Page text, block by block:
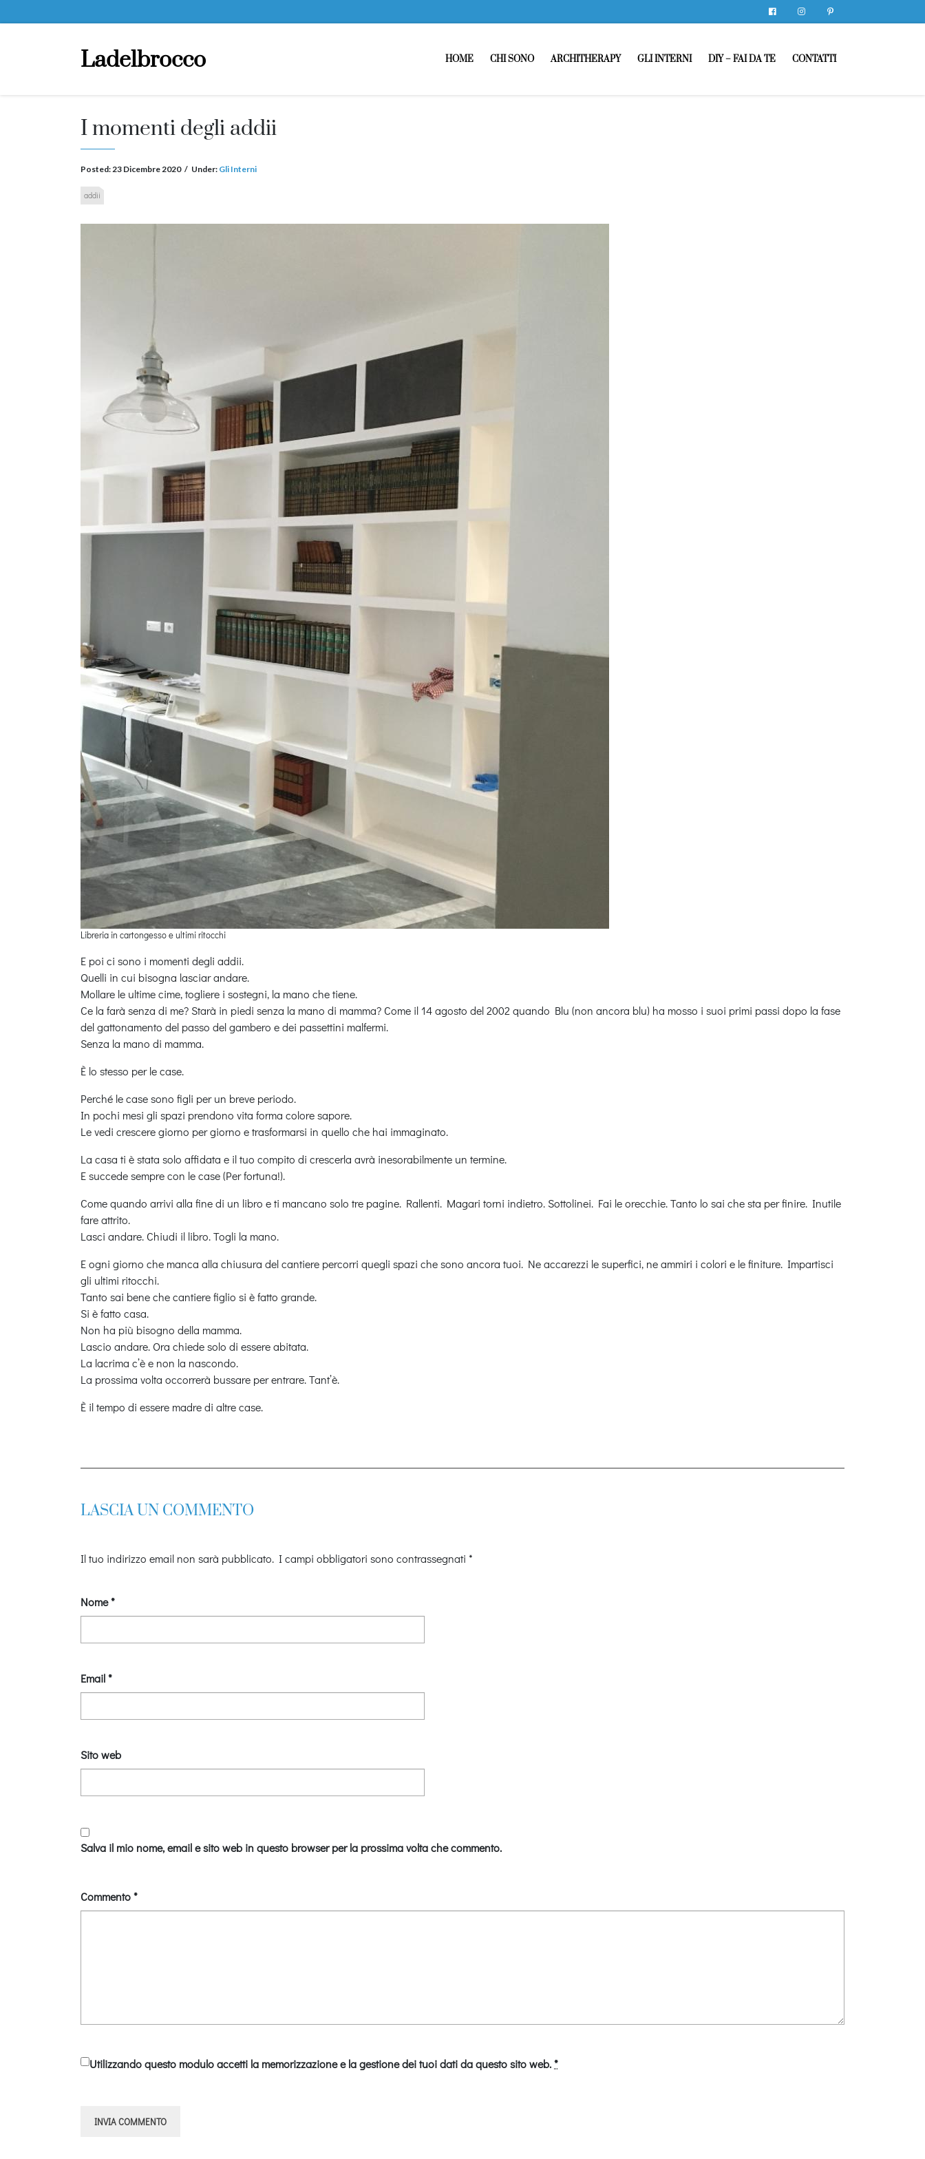
FacebookInstagram
Ladelbrocco HOME CHI SONO ARCHITHERAPY GLI INTERNI DIY – FAI DA TE CONTATTI
I momenti degli addii
Posted:23 Dicembre 2020 / Under: Gli Interni
addii
Libreria in cartongesso e ultimi ritocchi
E poi ci sono i momenti degli addii.
Quelli in cui bisogna lasciar andare.
Mollare le ultime cime, togliere i sostegni, la mano che tiene.
Ce la farà senza di me? Starà in piedi senza la mano di mamma? Come il 14 agosto del 2002 quando Blu (non ancora blu) ha mosso i suoi primi passi dopo la fase
del gattonamento del passo del gambero e dei passettini malfermi.
Senza la mano di mamma.
È lo stesso per le case.
Perché le case sono figli per un breve periodo.
In pochi mesi gli spazi prendono vita forma colore sapore.
Le vedi crescere giorno per giorno e trasformarsi in quello che hai immaginato.
La casa ti è stata solo affidata e il tuo compito di crescerla avrà inesorabilmente un termine.
E succede sempre con le case (Per fortuna!).
Come quando arrivi alla fine di un libro e ti mancano solo tre pagine. Rallenti. Magari torni indietro. Sottolinei. Fai le orecchie. Tanto lo sai che sta per finire. Inutile
fare attrito.
Lasci andare. Chiudi il libro. Togli la mano.
E ogni giorno che manca alla chiusura del cantiere percorri quegli spazi che sono ancora tuoi. Ne accarezzi le superfici, ne ammiri i colori e le finiture. Impartisci
gli ultimi ritocchi.
Tanto sai bene che cantiere figlio si è fatto grande.
Si è fatto casa.
Non ha più bisogno della mamma.
Lascio andare. Ora chiede solo di essere abitata.
La lacrima c’è e non la nascondo.
La prossima volta occorrerà bussare per entrare. Tant’è.
È il tempo di essere madre di altre case.
LASCIA UN COMMENTO
Il tuo indirizzo email non sarà pubblicato. I campi obbligatori sono contrassegnati *
Nome*
Email*
Sito web
Salva il mio nome, email e sito web in questo browser per la prossima volta che commento.
Commento*
Utilizzando questo modulo accetti la memorizzazione e la gestione dei tuoi dati da questo sito web.*